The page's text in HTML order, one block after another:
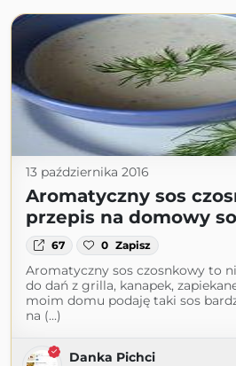
13 października 2016
Aromatyczny sos
przepis na domowy
67 0 Zapisz
Aromatyczny sos czosnkowy to
do dań z grilla, kanapek,
moim domu podaję taki sos
na (...)
Danka Pichci